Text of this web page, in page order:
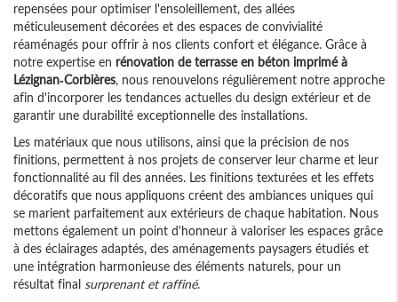
repensées pour optimiser l'ensoleillement, des allées
méticuleusement décorées et des espaces de convivialité
réaménagés pour offrir à nos clients confort et élégance. Grâce à
notre expertise en rénovation de terrasse en béton imprimé à
Lézignan-Corbières, nous renouvelons régulièrement notre approche
afin d'incorporer les tendances actuelles du design extérieur et de
garantir une durabilité exceptionnelle des installations.
Les matériaux que nous utilisons, ainsi que la précision de nos
finitions, permettent à nos projets de conserver leur charme et leur
fonctionnalité au fil des années. Les finitions texturées et les effets
décoratifs que nous appliquons créent des ambiances uniques qui
se marient parfaitement aux extérieurs de chaque habitation. Nous
mettons également un point d'honneur à valoriser les espaces grâce
à des éclairages adaptés, des aménagements paysagers étudiés et
une intégration harmonieuse des éléments naturels, pour un
résultat final surprenant et raffiné.